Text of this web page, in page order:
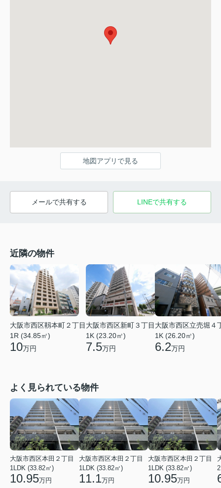
地図アプリで見る
メールで共有する LINEで共有する
近隣の物件
大阪市西区靱本町２丁目
1R (34.85㎡)
10万円
大阪市西区新町３丁目
1K (23.20㎡)
7.5万円
大阪市西区立売堀４
1K (26.20㎡)
6.2万円
よく見られている物件
大阪市西区本田２丁目
1LDK (33.82㎡)
10.95万円
大阪市西区本田２丁目
1LDK (33.82㎡)
11.1万円
大阪市西区本田２丁目
1LDK (33.82㎡)
10.95万円